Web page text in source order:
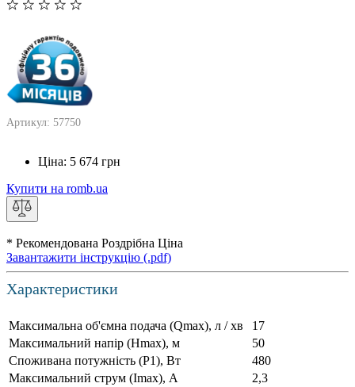
Артикул: 57750
Ціна: 5 674 грн
Купити на romb.ua
* Рекомендована Роздрібна Ціна
Завантажити інструкцію (.pdf)
Характеристики
Максимальна об'ємна подача (Qmax), л / хв
17
Максимальний напір (Нmax), м
50
Споживана потужність (Р1), Вт
480
Максимальний струм (Imax), А
2,3